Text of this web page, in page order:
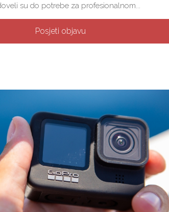
su do potrebe za profesionalnom...
Posjeti objavu